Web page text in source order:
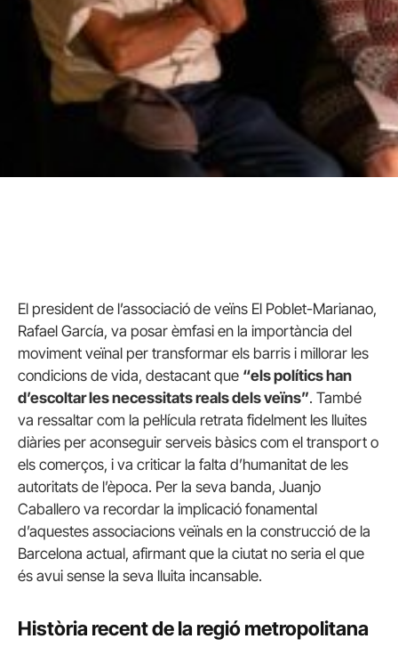
El president de l’associació de veïns El Poblet-Marianao,
Rafael García, va posar èmfasi en la importància del
moviment veïnal per transformar els barris i millorar les
condicions de vida, destacant que “els polítics han
d’escoltar les necessitats reals dels veïns”. També
va ressaltar com la pel·lícula retrata fidelment les lluites
diàries per aconseguir serveis bàsics com el transport o
els comerços, i va criticar la falta d’humanitat de les
autoritats de l’època. Per la seva banda, Juanjo
Caballero va recordar la implicació fonamental
d’aquestes associacions veïnals en la construcció de la
Barcelona actual, afirmant que la ciutat no seria el que
és avui sense la seva lluita incansable.
Història recent de la regió metropolitana